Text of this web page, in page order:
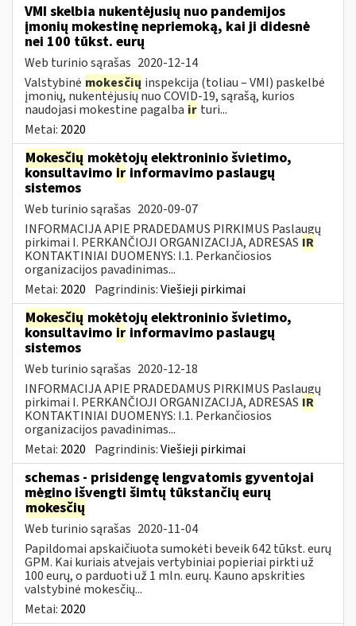
VMI skelbia nukentėjusių nuo pandemijos
įmonių mokestinę nepriemoką, kai ji didesnė
nei 100 tūkst. eurų
Web turinio sąrašas 2020-12-14
Valstybinė mokesčių inspekcija (toliau – VMI) paskelbė
įmonių, nukentėjusių nuo COVID-19, sąrašą, kurios
naudojasi mokestine pagalba ir turi...
Metai: 2020
Mokesčių mokėtojų elektroninio švietimo,
konsultavimo ir informavimo paslaugų
sistemos
Web turinio sąrašas 2020-09-07
INFORMACIJA APIE PRADEDAMUS PIRKIMUS Paslaugų
pirkimai I. PERKANČIOJI ORGANIZACIJA, ADRESAS IR
KONTAKTINIAI DUOMENYS: I.1. Perkančiosios
organizacijos pavadinimas...
Metai: 2020 Pagrindinis:Viešieji pirkimai
Mokesčių mokėtojų elektroninio švietimo,
konsultavimo ir informavimo paslaugų
sistemos
Web turinio sąrašas 2020-12-18
INFORMACIJA APIE PRADEDAMUS PIRKIMUS Paslaugų
pirkimai I. PERKANČIOJI ORGANIZACIJA, ADRESAS IR
KONTAKTINIAI DUOMENYS: I.1. Perkančiosios
organizacijos pavadinimas...
Metai: 2020 Pagrindinis:Viešieji pirkimai
schemas - prisidengę lengvatomis gyventojai
mėgino išvengti šimtų tūkstančių eurų
mokesčių
Web turinio sąrašas 2020-11-04
Papildomai apskaičiuota sumokėti beveik 642 tūkst. eurų
GPM. Kai kuriais atvejais vertybiniai popieriai pirkti už
100 eurų, o parduoti už 1 mln. eurų. Kauno apskrities
valstybinė mokesčių...
Metai: 2020